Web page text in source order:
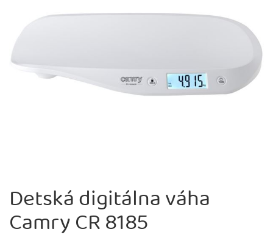
Detská digitálna váha
Camry CR 8185